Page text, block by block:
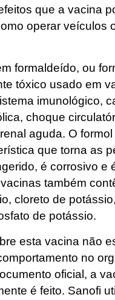
que a vacina
operar veículos
formaldeído, ou
tóxico usado em
imunológico,
choque
aguda. O
que torna as
é corrosivo e
também
cloreto de
de potássio.
esta vacina não
no
oficial, a
é feito. Sanofi